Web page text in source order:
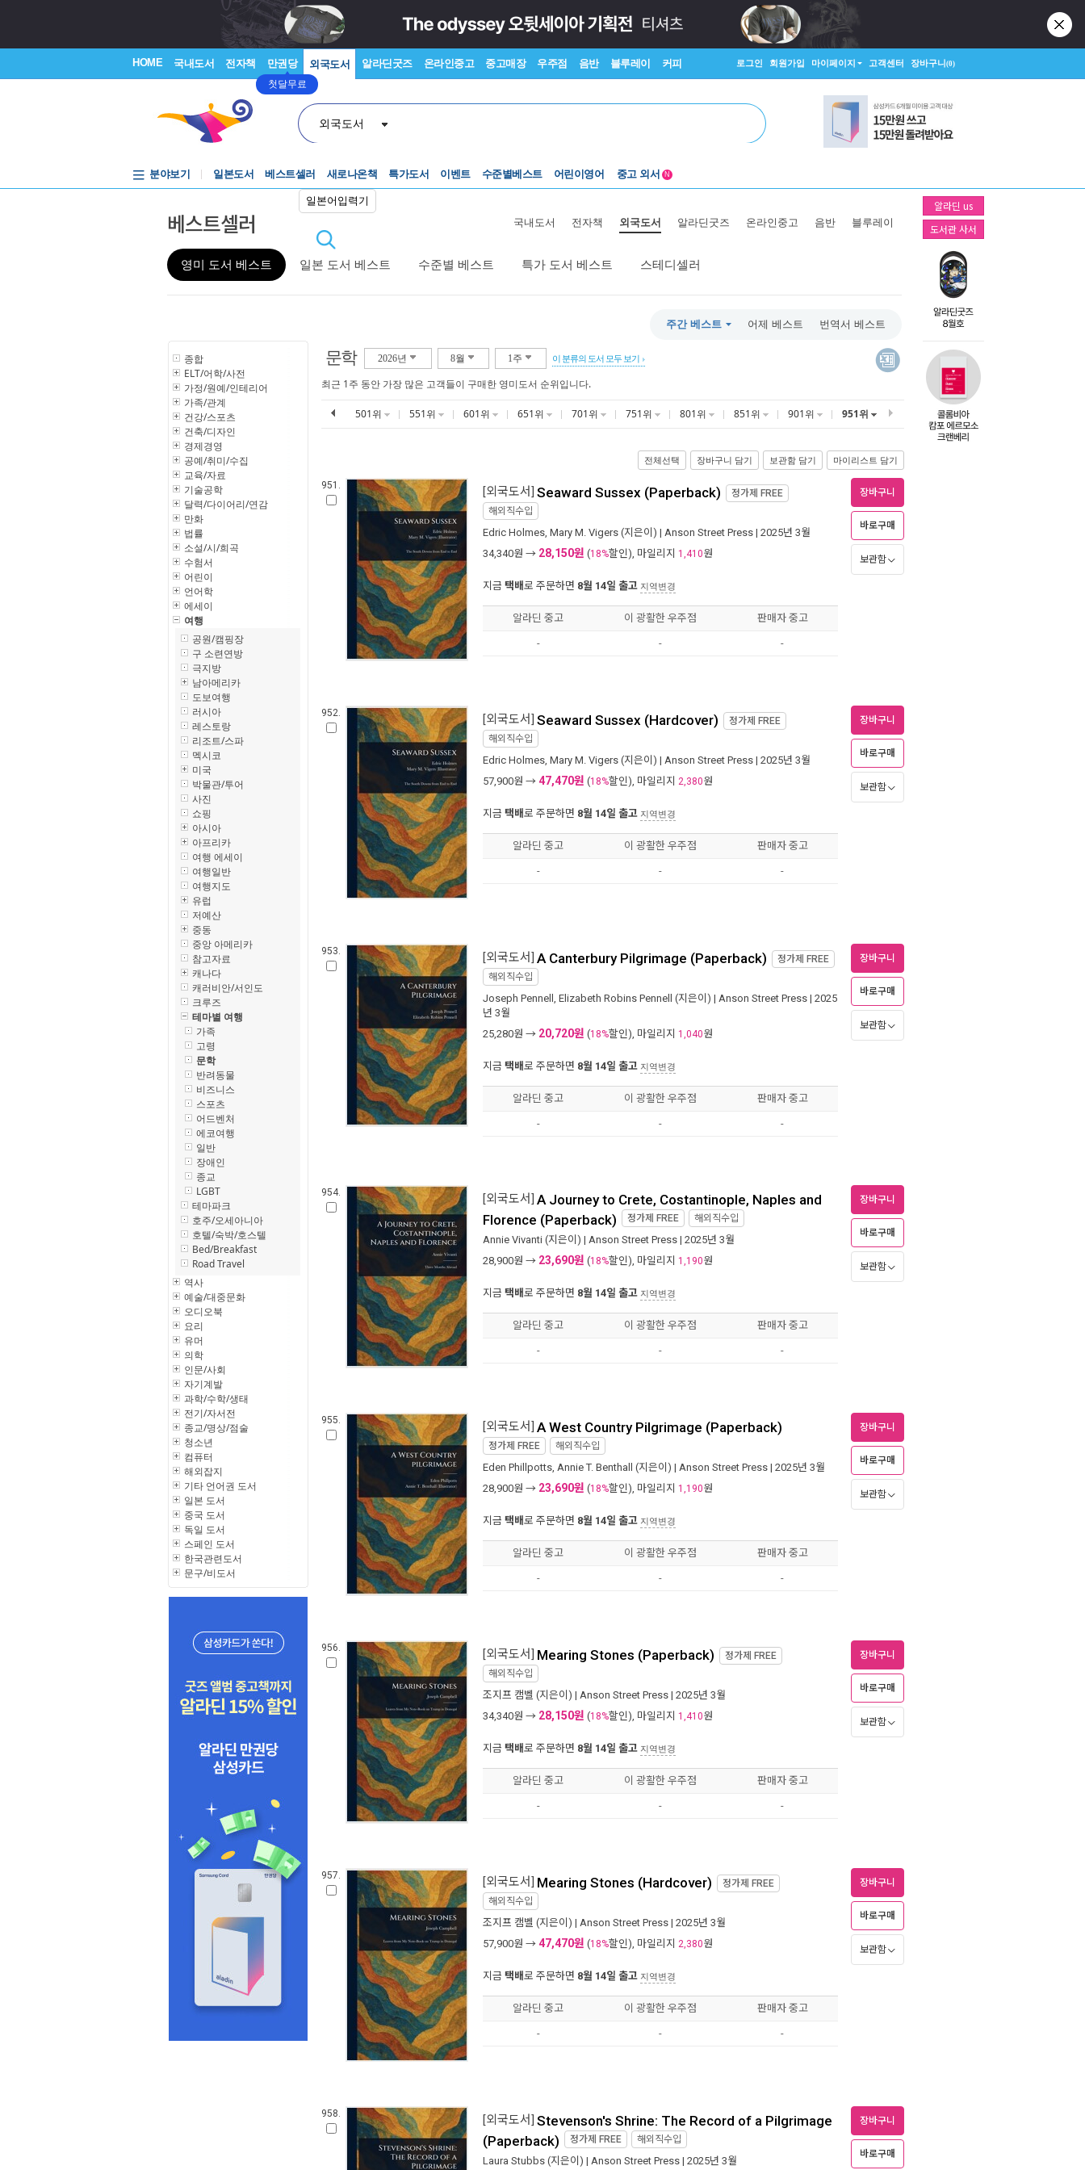
HOME 국내도서 전자책 만권당
첫달무료
외국도서 알라딘굿즈 온라인중고 중고매장 우주점 음반 블루레이 커피 로그인 회원가입 마이페이지 고객센터 장바구니(0)
외국도서
일본어입력기
분야보기 일본도서 베스트셀러 새로나온책 특가도서 이벤트
Lexile®
어린이영어
5백원부터
N
알라딘 us
도서관 사서
베스트셀러 국내도서 전자책 외국도서 알라딘굿즈 온라인중고 음반 블루레이
영미 도서 베스트 일본 도서 베스트 수준별 베스트 특가 도서 베스트 스테디셀러
주간 베스트 어제 베스트 번역서 베스트
종합
ELT/어학/사전
가정/원예/인테리어
가족/관계
건강/스포츠
건축/디자인
경제경영
공예/취미/수집
교육/자료
기술공학
달력/다이어리/연감
만화
법률
소설/시/희곡
수험서
어린이
언어학
에세이
여행
공원/캠핑장
구 소련연방
극지방
남아메리카
도보여행
러시아
레스토랑
리조트/스파
멕시코
미국
박물관/투어
사진
쇼핑
아시아
아프리카
여행 에세이
여행일반
여행지도
유럽
저예산
중동
중앙 아메리카
참고자료
캐나다
캐러비안/서인도
크루즈
테마별 여행
가족
고령
문학
반려동물
비즈니스
스포츠
어드벤처
에코여행
일반
장애인
종교
LGBT
테마파크
호주/오세아니아
호텔/숙박/호스텔
Bed/Breakfast
Road Travel
역사
예술/대중문화
오디오북
요리
유머
의학
인문/사회
자기계발
과학/수학/생태
전기/자서전
종교/명상/점술
청소년
컴퓨터
해외잡지
기타 언어권 도서
일본 도서
중국 도서
독일 도서
스페인 도서
한국관련도서
문구/비도서
문학 2026년 8월 1주 이 분류의 도서 모두 보기
최근 1주 동안 가장 많은 고객들이 구매한 영미도서 순위입니다.
501위 551위 601위 651위 701위 751위 801위 851위 901위 951위
전체선택 장바구니 담기 보관함 담기 마이리스트 담기
951. [외국도서] Seaward Sussex (Paperback) 정가제 FREE
해외직수입
Edric Holmes, Mary M. Vigers (지은이) | Anson Street Press | 2025년 3월
34,340원 → 28,150원 (18%할인), 마일리지 1,410원
지금 택배로 주문하면 8월 14일 출고 지역변경
장바구니
바로구매
보관함
알라딘 중고 이 광활한 우주점 판매자 중고
- - -
952. [외국도서] Seaward Sussex (Hardcover) 정가제 FREE
해외직수입
Edric Holmes, Mary M. Vigers (지은이) | Anson Street Press | 2025년 3월
57,900원 → 47,470원 (18%할인), 마일리지 2,380원
지금 택배로 주문하면 8월 14일 출고 지역변경
장바구니
바로구매
보관함
알라딘 중고 이 광활한 우주점 판매자 중고
- - -
953. [외국도서] A Canterbury Pilgrimage (Paperback) 정가제 FREE
해외직수입
Joseph Pennell , Elizabeth Robins Pennell (지은이) | Anson Street Press | 2025
년 3월
25,280원 → 20,720원 (18%할인), 마일리지 1,040원
지금 택배로 주문하면 8월 14일 출고 지역변경
장바구니
바로구매
보관함
알라딘 중고 이 광활한 우주점 판매자 중고
- - -
954. [외국도서] A Journey to Crete, Costantinople, Naples and
Florence (Paperback) 정가제 FREE 해외직수입
Annie Vivanti (지은이) | Anson Street Press | 2025년 3월
28,900원 → 23,690원 (18%할인), 마일리지 1,190원
지금 택배로 주문하면 8월 14일 출고 지역변경
장바구니
바로구매
보관함
알라딘 중고 이 광활한 우주점 판매자 중고
- - -
955. [외국도서] A West Country Pilgrimage (Paperback)
정가제 FREE 해외직수입
Eden Phillpotts, Annie T. Benthall (지은이) | Anson Street Press | 2025년 3월
28,900원 → 23,690원 (18%할인), 마일리지 1,190원
지금 택배로 주문하면 8월 14일 출고 지역변경
장바구니
바로구매
보관함
알라딘 중고 이 광활한 우주점 판매자 중고
- - -
956. [외국도서] Mearing Stones (Paperback) 정가제 FREE
해외직수입
조지프 캠벨 (지은이) | Anson Street Press | 2025년 3월
34,340원 → 28,150원 (18%할인), 마일리지 1,410원
지금 택배로 주문하면 8월 14일 출고 지역변경
장바구니
바로구매
보관함
알라딘 중고 이 광활한 우주점 판매자 중고
- - -
957. [외국도서] Mearing Stones (Hardcover) 정가제 FREE
해외직수입
조지프 캠벨 (지은이) | Anson Street Press | 2025년 3월
57,900원 → 47,470원 (18%할인), 마일리지 2,380원
지금 택배로 주문하면 8월 14일 출고 지역변경
장바구니
바로구매
보관함
알라딘 중고 이 광활한 우주점 판매자 중고
- - -
958. [외국도서] Stevenson's Shrine: The Record of a Pilgrimage
(Paperback) 정가제 FREE 해외직수입
Laura Stubbs (지은이) | Anson Street Press | 2025년 3월
장바구니
바로구매